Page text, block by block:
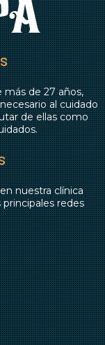
de 27 años,
al cuidado
de ellas como
nuestra clínica
redes